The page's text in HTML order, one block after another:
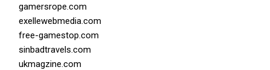
gamersrope.com
exellewebmedia.com
free-gamestop.com
sinbadtravels.com
ukmagzine.com